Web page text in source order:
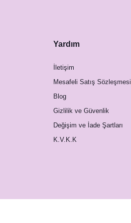
Yardım
İletişim
Mesafeli Satış Sözleşmesi
Blog
Gizlilik ve Güvenlik
Değişim ve İade Şartları
K.V.K.K